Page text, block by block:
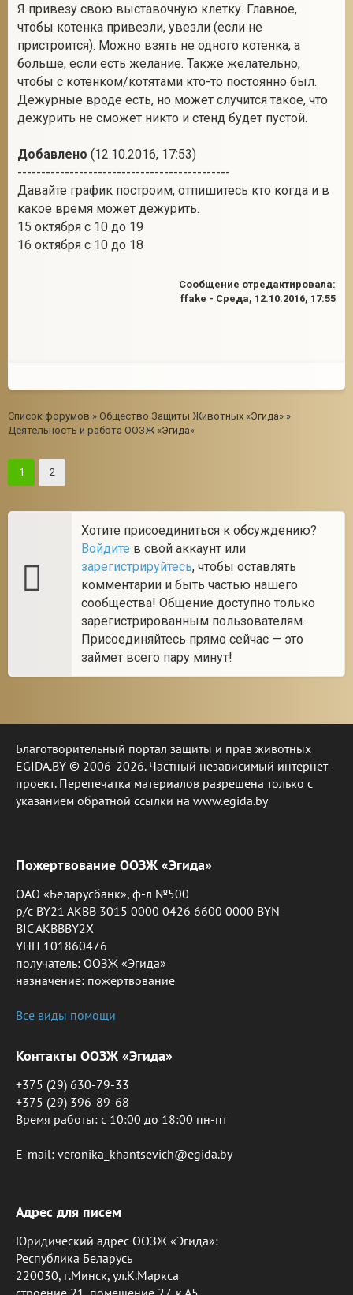
Я привезу свою выставочную клетку. Главное,
чтобы котенка привезли, увезли (если не
пристроится). Можно взять не одного котенка, а
больше, если есть желание. Также желательно,
чтобы с котенком/котятами кто-то постоянно был.
Дежурные вроде есть, но может случится такое, что
дежурить не сможет никто и стенд будет пустой.
Добавлено (12.10.2016, 17:53)
---------------------------------------------
Давайте график построим, отпишитесь кто когда и в
какое время может дежурить.
15 октября с 10 до 19
16 октября с 10 до 18
Сообщение отредактировала:
ffake - Среда, 12.10.2016, 17:55
Список форумов » Общество Защиты Животных «Эгида» »
Деятельность и работа ООЗЖ «Эгида»
1 2
Хотите присоединиться к обсуждению?
Войдите в свой аккаунт или
зарегистрируйтесь, чтобы оставлять
комментарии и быть частью нашего
сообщества! Общение доступно только
зарегистрированным пользователям.
Присоединяйтесь прямо сейчас — это
займет всего пару минут!
Благотворительный портал защиты и прав животных
EGIDA.BY © 2006-2026. Частный независимый интернет-
проект. Перепечатка материалов разрешена только с
указанием обратной ссылки на www.egida.by
Пожертвование ООЗЖ «Эгида»
ОАО «Беларусбанк», ф-л №500
р/с BY21 AKBB 3015 0000 0426 6600 0000 BYN
BIC AKBBBY2X
УНП 101860476
получатель: ООЗЖ «Эгида»
назначение: пожертвование
Все виды помощи
Контакты ООЗЖ «Эгида»
+375 (29) 630-79-33
+375 (29) 396-89-68
Время работы: c 10:00 до 18:00 пн-пт
E-mail: veronika_khantsevich@egida.by
Адрес для писем
Юридический адрес ООЗЖ «Эгида»:
Республика Беларусь
220030, г.Минск, ул.К.Маркса